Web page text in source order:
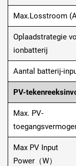
Max.Losstroom
Oplaadstrategie
ionbatterij
Aantal batterij-
PV-
Max. PV-
Max PV Input
Power（W）